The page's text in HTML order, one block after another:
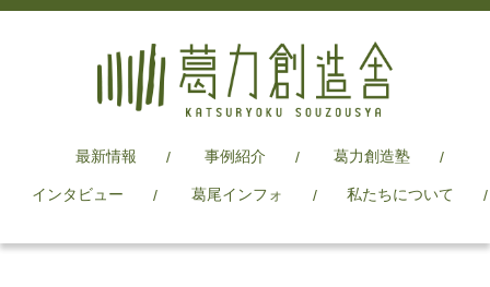
最新情報 事例紹介 葛力創造塾
インタビュー 葛尾インフォ 私たちについて